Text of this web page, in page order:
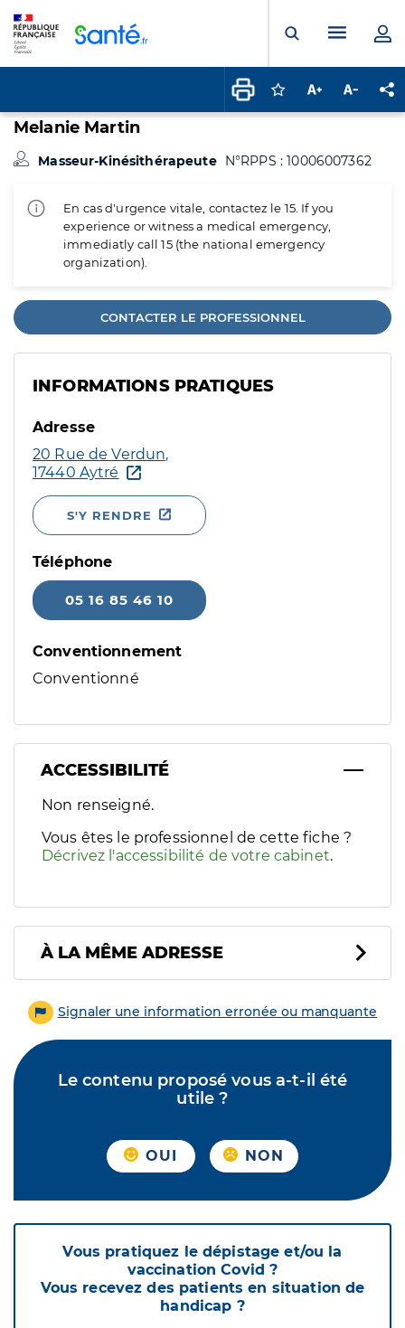
Ouvrir laMenu
Connectez-vous
Augmenter la
Melanie Martin
Masseur-Kinésithérapeute N°RPPS : 10006007362
En cas d'urgence vitale, contactez le 15. If you
experience or witness a medical emergency,
immediatly call 15 (the national emergency
organization).
CONTACTER LE PROFESSIONNEL
INFORMATIONS PRATIQUES
Adresse
20 Rue de Verdun,
17440 Aytré
S'Y RENDRE
Téléphone
05 16 85 46 10
Conventionnement
Conventionné
ACCESSIBILITÉ
Filtres
Sélectionnez un ou plusieurs handicaps/besoins
Non renseigné.
Vous êtes le professionnel de cette fiche ?
Décrivez l'accessibilité de votre cabinet.
À LA MÊME ADRESSE
Signaler une information erronée ou manquante
Le contenu proposé vous a-t-il été
utile ?
OUI NON
Vous pratiquez le dépistage et/ou la
vaccination Covid ?
Vous recevez des patients en situation de
handicap ?